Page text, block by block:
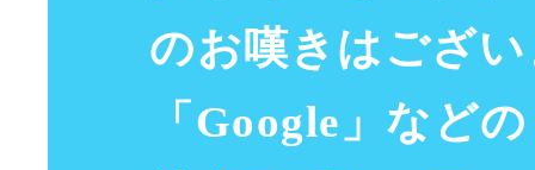
のお嘆き はござ
「 Google 」など